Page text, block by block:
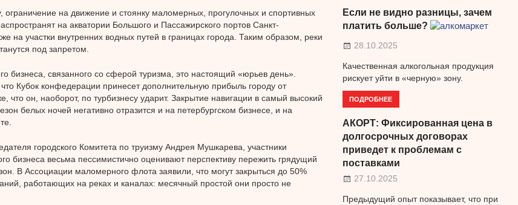
ограничение на движение и стоянку маломерных, прогулочных и спортивных
на акватории Большого и Пассажирского портов Санкт-
на участки внутренних водных путей в границах города. Таким образом, реки
под запретом.
бизнеса, связанного со сферой туризма, это настоящий «юрьев день».
Кубок конфедерации принесет дополнительную прибыль городу от
что он, наоборот, по турбизнесу ударит. Закрытие навигации в самый высокий
белых ночей негативно отразится и на петербургском бизнесе, и на
городского Комитета по труизму Андрея Мушкарева, участники
бизнеса весьма пессимистично оценивают перспективу пережить грядущий
В Ассоциации маломерного флота заявили, что могут закрыться до 50%
работающих на реках и каналах: месячный простой они просто не
Если не видно разницы, зачем
платить больше?
28.10.2025
Качественная алкогольная продукция
рискует уйти в «черную» зону.
ПОДРОБНЕЕ
АКОРТ: Фиксированная цена в
долгосрочных договорах
приведет к проблемам с
поставками
27.10.2025
Предыдущий опыт показывает, что при